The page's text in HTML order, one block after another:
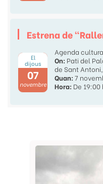
Estrena de
El
dijous
07
novembre
Agenda
On: Pati del
de Sant
Quan: 7
Hora: De 19:00